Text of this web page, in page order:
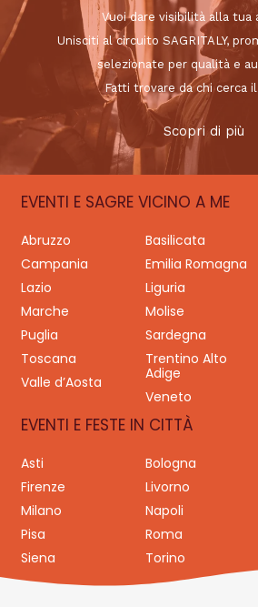
Vuoi dare visibilità alla tua
Unisciti al circuito SAGRITALY,
selezionate per qualità e
Fatti trovare da chi cerca
Scopri di più
EVENTI E SAGRE VICINO A ME
Abruzzo Basilicata
Campania
Emilia Romagna
Lazio
Liguria
Marche
Molise
Puglia
Sardegna
Toscana
Trentino Alto
Adige
Valle d’Aosta
Veneto
EVENTI E FESTE IN CITTÀ
Asti Bologna
Firenze
Livorno
Milano
Napoli
Pisa
Roma
Siena
Torino